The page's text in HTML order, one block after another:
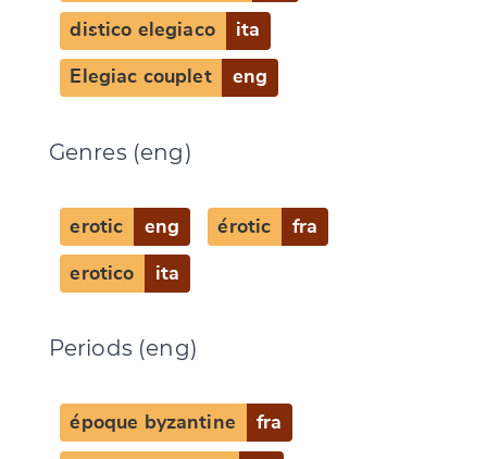
distico elegiaco ita
Elegiac couplet eng
Genres (eng)
erotic eng érotic fra
erotico ita
Periods (eng)
époque byzantine fra
CANCEL SUBMIT & CHANGE